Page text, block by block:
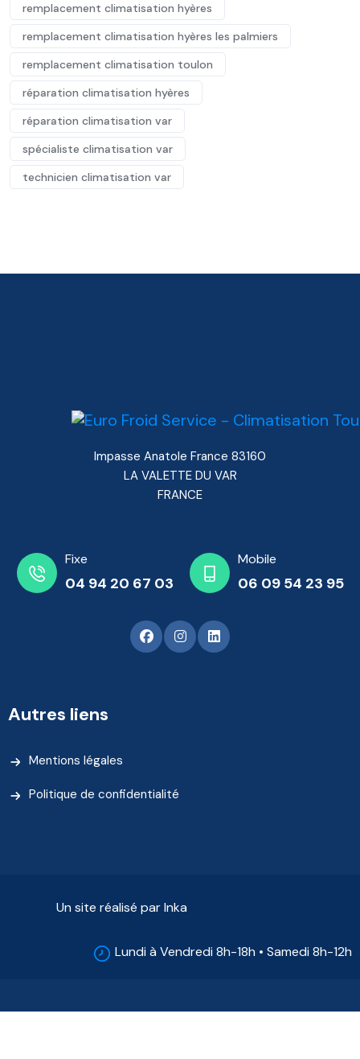
remplacement climatisation hyères
remplacement climatisation hyères les palmiers
remplacement climatisation toulon
réparation climatisation hyères
réparation climatisation var
spécialiste climatisation var
technicien climatisation var
Impasse Anatole France 83160
LA VALETTE DU VAR
FRANCE
Fixe
04 94 20 67 03
Mobile
06 09 54 23 95
Autres liens
Mentions légales
Politique de confidentialité
Un site réalisé par Inka
Lundi à Vendredi 8h-18h • Samedi 8h-12h